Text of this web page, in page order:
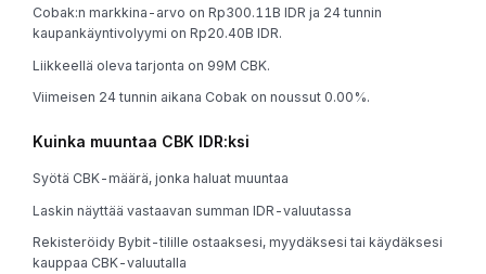
Cobak:n markkina-arvo on Rp300.11B IDR ja 24 tunnin
kaupankäyntivolyymi on Rp20.40B IDR.
Liikkeellä oleva tarjonta on 99M CBK.
Viimeisen 24 tunnin aikana Cobak on noussut 0.00%.
Kuinka muuntaa CBK IDR:ksi
Syötä CBK-määrä, jonka haluat muuntaa
Laskin näyttää vastaavan summan IDR-valuutassa
Rekisteröidy Bybit-tilille ostaaksesi, myydäksesi tai käydäksesi
kauppaa CBK-valuutalla